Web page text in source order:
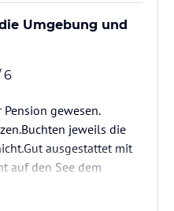
Umgebung und
6
gewesen.
jeweils die
ausgestattet mit
auf den See dem
Ausleih ist auch